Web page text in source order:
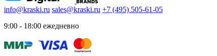
info@kraski.ru sales@kraski.ru +7 (495) 505-61-05
9:00 - 18:00 ежедневно